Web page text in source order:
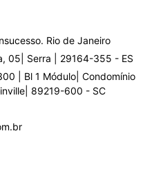
Rio de Janeiro
05| Serra | 29164-355 - ES
| Bl 1 Módulo| Condomínio
89219-600 - SC